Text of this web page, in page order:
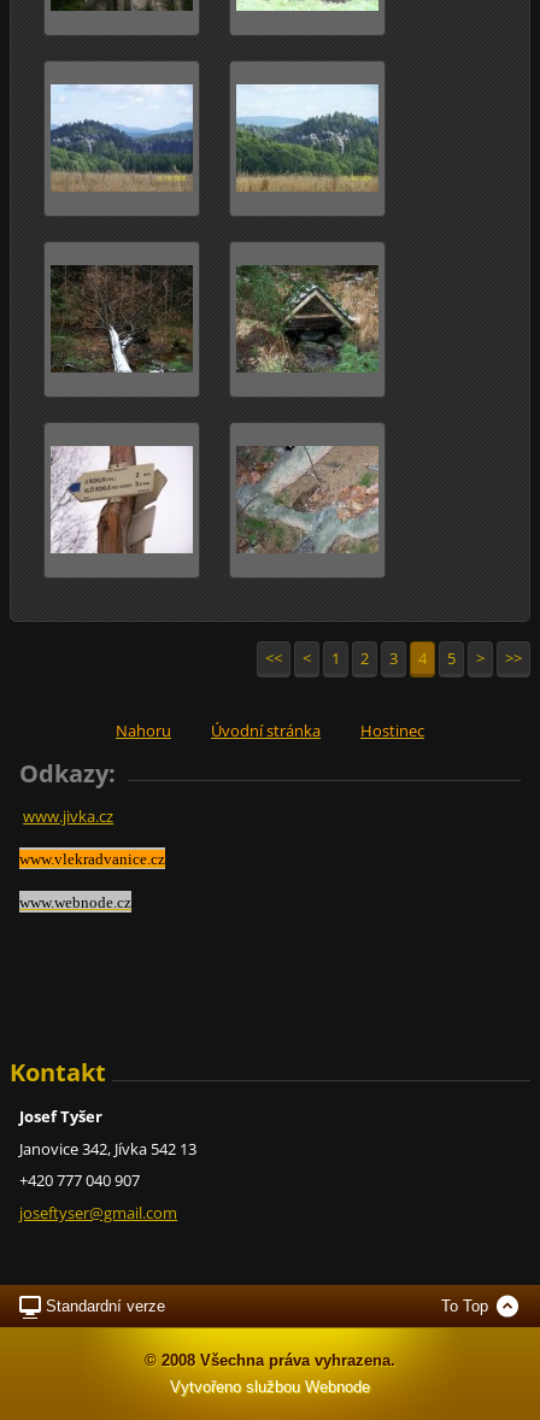
<< < 1 2 3 4 5 > >>
Nahoru Úvodní stránka Hostinec
Odkazy:
www.jivka.cz
www.vlekradvanice.cz
www.webnode.cz
Kontakt
Josef Tyšer
Janovice 342, Jívka 542 13
+420 777 040 907
joseftyser@gmail.com
Standardní verze To Top
© 2008 Všechna práva vyhrazena.
Vytvořeno službou Webnode